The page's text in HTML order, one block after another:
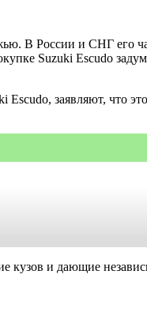
В России и СНГ его
Suzuki Escudo
Escudo, заявляют,
и дающие